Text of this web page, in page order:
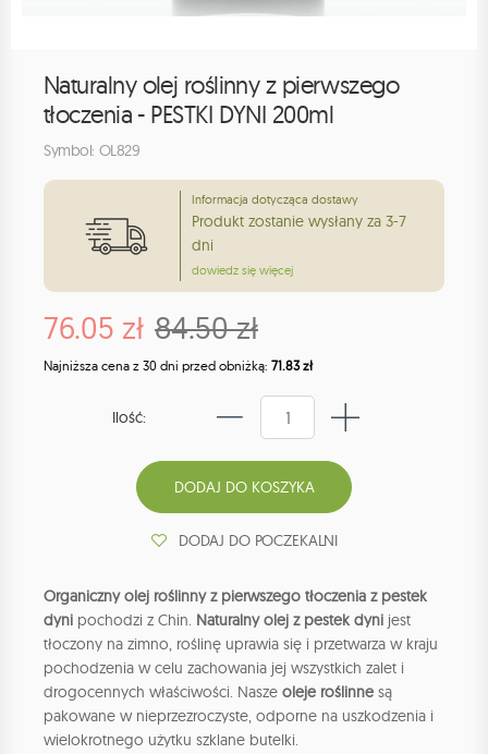
Naturalny olej roślinny z pierwszego
tłoczenia - PESTKI DYNI 200ml
Symbol: OL829
Informacja dotycząca dostawy
Produkt zostanie wysłany za 3-7
dni
dowiedz się więcej
76.05 zł 84.50 zł
Najniższa cena z 30 dni przed obniżką: 71.83 zł
Ilość:
DODAJ DO POCZEKALNI
Organiczny olej roślinny z pierwszego tłoczenia z pestek
dyni pochodzi z Chin. Naturalny olej z pestek dyni jest
tłoczony na zimno, roślinę uprawia się i przetwarza w kraju
pochodzenia w celu zachowania jej wszystkich zalet i
drogocennych właściwości. Nasze oleje roślinne są
pakowane w nieprzezroczyste, odporne na uszkodzenia i
wielokrotnego użytku szklane butelki.